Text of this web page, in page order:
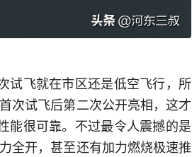
试飞就在市区还是低空飞行，所
次试飞后第二次公开亮相，这才
能很可靠。不过最令人震撼的是
全开，甚至还有加力燃烧极速推